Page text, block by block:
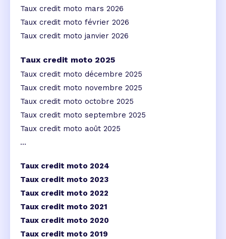
Taux credit moto mars 2026
Taux credit moto février 2026
Taux credit moto janvier 2026
Taux credit moto 2025
Taux credit moto décembre 2025
Taux credit moto novembre 2025
Taux credit moto octobre 2025
Taux credit moto septembre 2025
Taux credit moto août 2025
...
Taux credit moto 2024
Taux credit moto 2023
Taux credit moto 2022
Taux credit moto 2021
Taux credit moto 2020
Taux credit moto 2019